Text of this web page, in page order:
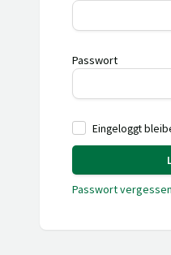
Passwort
Eingeloggt
Passwort